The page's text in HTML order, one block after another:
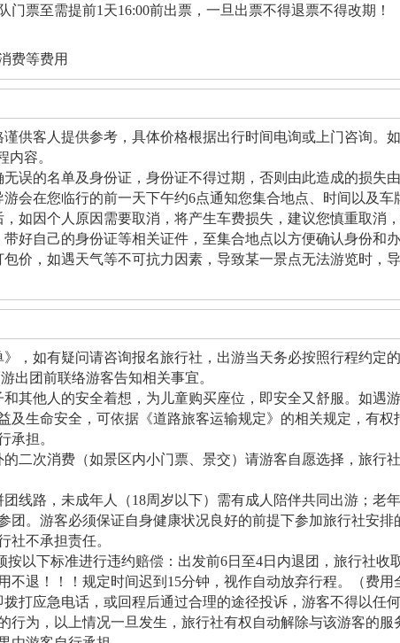
门票至需提前1天16:00前出票，一旦出票不得退票不得改期！
费等费用
供客人提供参考，具体价格根据出行时间电询或上门咨询。
内容。
误的名单及身份证，身份证不得过期，否则由此造成的损失由
会在您临行的前一天下午约6点通知您集合地点、时间以及车
如因个人原因需要取消，将产生车费损失，建议您慎重取消
好自己的身份证等相关证件，至集合地点以方便确认身份和办
价，如遇天气等不可抗力因素，导致某一景点无法游览时，
，如有疑问请咨询报名旅行社，出游当天务必按照行程约定
出团前联络游客告知相关事宜。
其他人的安全着想，为儿童购买座位，即安全又舒服。如遇
及生命安全，可依据《道路旅客运输规定》的相关规定，有
承担。
二次消费（如景区内小门票、景交）请游客自愿选择，旅行
线路，未成年人（18周岁以下）需有成人陪伴共同出游；老
团。游客必须保证自身健康状况良好的前提下参加旅行社安
社不承担责任。
按以下标准进行违约赔偿：出发前6日至4日内退团，旅行社收
不退！！！规定时间迟到15分钟，视作自动放弃行程。（费用
打应急电话，或回程后通过合理的途径投诉，游客不得以任
行为，以上情况一旦发生，旅行社有权自动解除与该游客的